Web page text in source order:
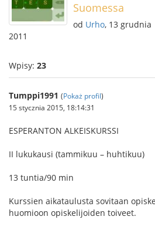
Suomessa
od Urho, 13 grudnia
2011
Wpisy: 23
Tumppi1991 (Pokaż profil)
15 stycznia 2015, 18:14:31
ESPERANTON ALKEISKURSSI
II lukukausi (tammikuu – huhtikuu)
13 tuntia/90 min
Kurssien aikataulusta sovitaan
huomioon opiskelijoiden toiveet.